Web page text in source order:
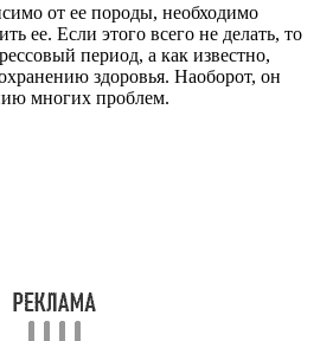
от ее породы, необходимо
ее. Если этого всего не делать, то
период, а как известно,
здоровья. Наоборот, он
многих проблем.